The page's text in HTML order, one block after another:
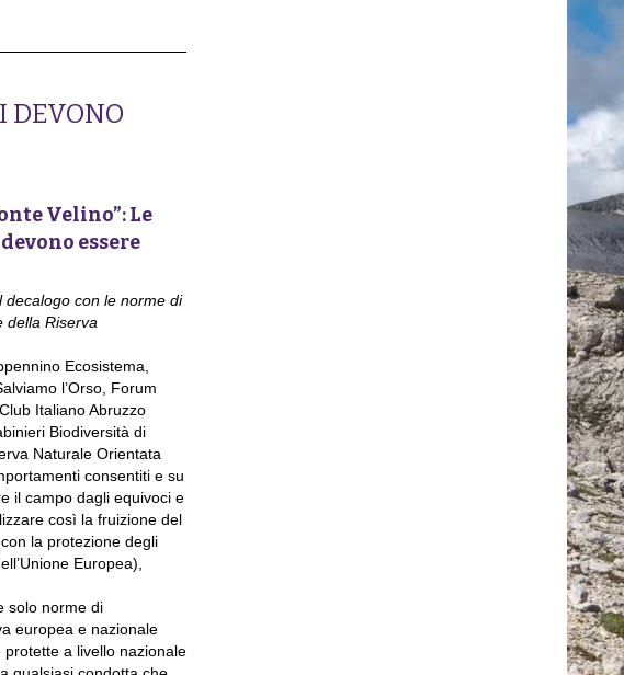
DEVONO
Velino”: Le
essere
decalogo con le norme di
della Riserva
Ecosistema,
l’Orso, Forum
Italiano Abruzzo
Biodiversità di
Naturale Orientata
consentiti e su
il campo dagli equivoci e
così la fruizione del
la protezione degli
Europea),
solo norme di
europea e nazionale
a livello nazionale